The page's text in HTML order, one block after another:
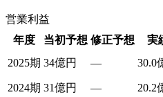
営業利益
年度
当初予想 修正予想 実
2025期 34億円 — 30.0
2024期 31億円 — 20.2